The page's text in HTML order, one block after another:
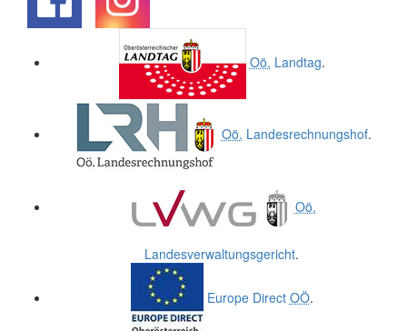
Oö. Landtag.
Oö. Landesrechnungshof.
Oö.
Landesverwaltungsgericht.
Europe Direct OÖ.